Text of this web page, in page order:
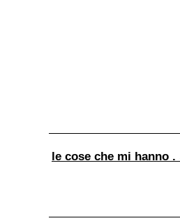
(6) أشياء خلقت لي أجنحة . le cose che mi hanno